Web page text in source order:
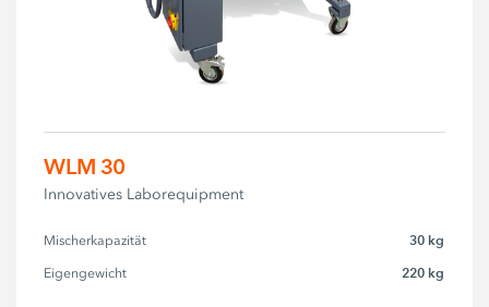
WLM 30
Innovatives Laborequipment
Mischerkapazität 30 kg
Eigengewicht 220 kg